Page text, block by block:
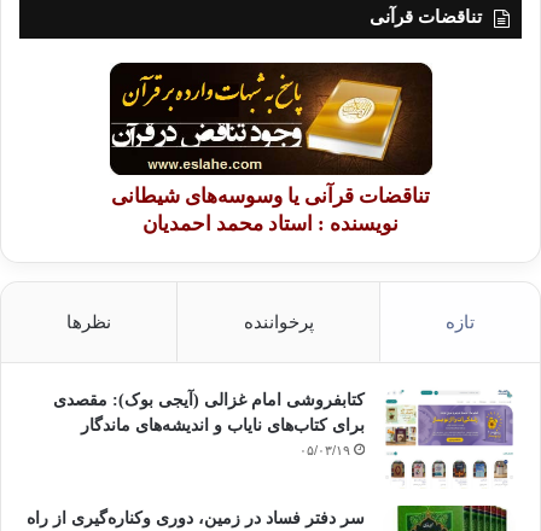
تناقضات قرآنی
تناقضات قرآنی یا وسوسه‌های شیطانی
نویسنده : استاد محمد احمدیان
تازه پرخواننده نظرها
کتابفروشی امام غزالی (آیجی بوک): مقصدی
برای کتاب‌های نایاب و اندیشه‌های ماندگار
۰۵/۰۳/۱۹
سر دفتر فساد در زمین‌، دوری وکناره‌گیری از راه